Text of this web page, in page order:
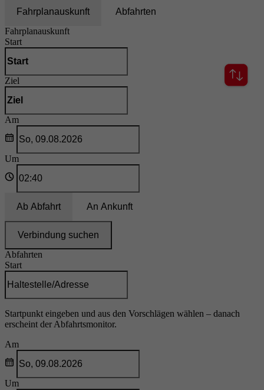
Fahrplanauskunft
Abfahrten
Fahrplanauskunft
Start
Ziel
Am
Um
Ab Abfahrt An Ankunft
Verbindung suchen
Abfahrten
Start
Startpunkt eingeben und aus den Vorschlägen wählen – danach
erscheint der Abfahrtsmonitor.
Am
Um